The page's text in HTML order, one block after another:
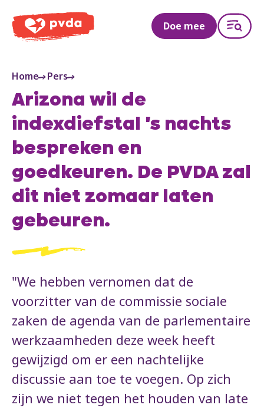
PVDA
Doe mee
Home Pers
Arizona wil de
indexdiefstal 's nachts
bespreken en
goedkeuren. De PVDA zal
dit niet zomaar laten
gebeuren.
"We hebben vernomen dat de
voorzitter van de commissie sociale
zaken de agenda van de parlementaire
werkzaamheden deze week heeft
gewijzigd om er een nachtelijke
discussie aan toe te voegen. Op zich
zijn we niet tegen het houden van late